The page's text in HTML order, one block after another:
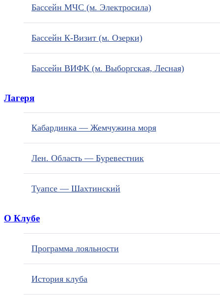
Бассейн МЧС (м. Электросила)
Бассейн К-Визит (м. Озерки)
Бассейн ВИФК (м. Выборгская, Лесная)
Лагеря
Кабардинка — Жемчужина моря
Лен. Область — Буревестник
Туапсе — Шахтинский
О Клубе
Программа лояльности
История клуба